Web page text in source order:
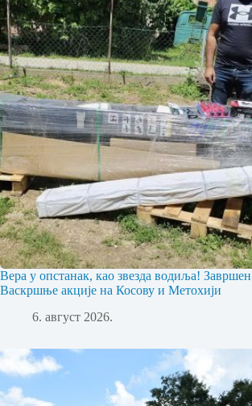
Вера у опстанак, као звезда водиља!
Васкршње акције на Косову и Метохији
6. август 2026.